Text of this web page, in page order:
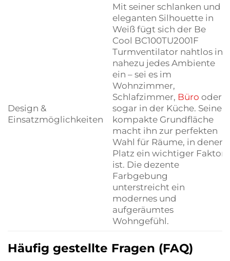
Design &
Einsatzmöglichkeiten
Mit seiner schlanken und
eleganten Silhouette in
Weiß fügt sich der Be
Cool BC100TU2001F
Turmventilator nahtlos in
nahezu jedes Ambiente
ein – sei es im
Wohnzimmer,
Schlafzimmer, Büro oder
sogar in der Küche. Seine
kompakte Grundfläche
macht ihn zur perfekten
Wahl für Räume, in denen
Platz ein wichtiger Faktor
ist. Die dezente
Farbgebung
unterstreicht ein
modernes und
aufgeräumtes
Wohngefühl.
Häufig gestellte Fragen (FAQ)